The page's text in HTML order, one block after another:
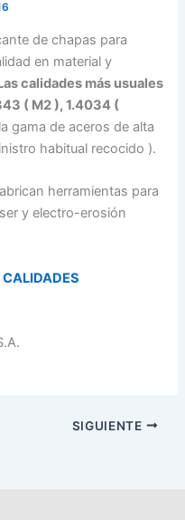
de chapas para
en material y
calidades más usuales
( M2 ), 1.4034 (
gama de aceros de alta
habitual recocido ).
herramientas para
y electro-erosión
SIGUIENTE